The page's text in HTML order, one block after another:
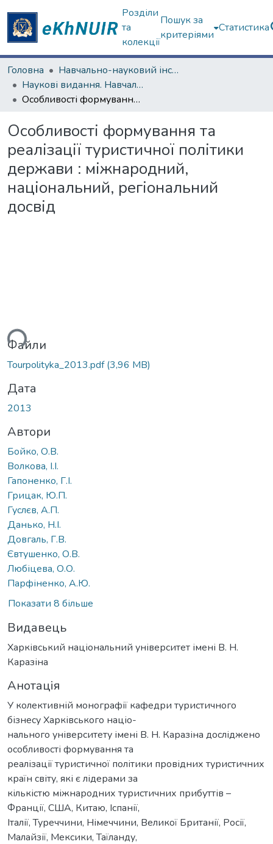
Розділи
та
колекції
Пошук за
критеріями
Статистика
Головна
Навчально-науковий інститут "Каразінський інститут міжнародних відносин та туристичного бізнесу"
Наукові видання. Навчально-науковий інститут "Каразінський інститут міжнародних відносин та туристичного бізнесу"
Особливості формування та реалізації туристичної політики держави : міжнародний, національний, регіональний досвід
Особливості формування та
реалізації туристичної політики
держави : міжнародний,
національний, регіональний
досвід
Файли
Tourpolityka_2013.pdf(3,96 MB)
Дата
2013
Автори
Бойко, О.В.
Волкова, І.І.
Гапоненко, Г.І.
Грицак, Ю.П.
Гуслєв, А.П.
Данько, Н.І.
Довгаль, Г.В.
Євтушенко, О.В.
Любіцева, О.О.
Парфіненко, А.Ю.
Показати 8 більше
Видавець
Харківський національний університет імені В. Н.
Каразіна
Анотація
У колективній монографії кафедри туристичного
бізнесу Харківського націо-
нального університету імені В. Н. Каразіна досліджено
особливості формування та
реалізації туристичної політики провідних туристичних
країн світу, які є лідерами за
кількістю міжнародних туристичних прибуттів –
Франції, США, Китаю, Іспанії,
Італії, Туреччини, Німеччини, Великої Британії, Росії,
Малайзії, Мексики, Таїланду,